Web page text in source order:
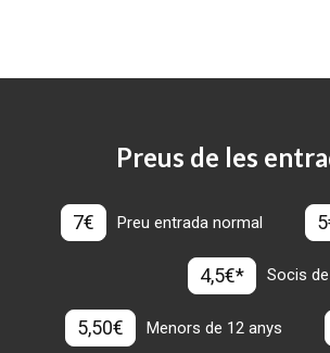
Preus de les
7€ Preu entrada normal
4,5€* Socis
5,50€ Menors de 12 anys